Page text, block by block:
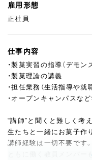
雇用形態
正社員
仕事内容
・製菓実習の指導（デモン
・製菓理論の講義
・担任業務（生活指導や就
・オープンキャンパスな
“講師”と聞くと難しく考
生たちと一緒にお菓子作
講師経験は一切不要です。
ともに働く教員メンバー